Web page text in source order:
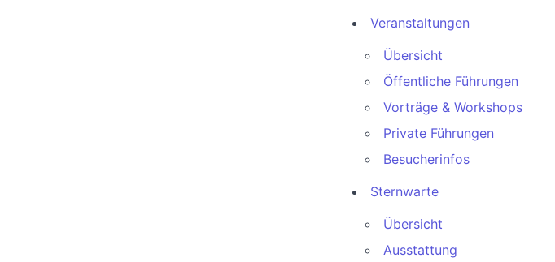
Veranstaltungen
Übersicht
Öffentliche Führungen
Vorträge & Workshops
Private Führungen
Besucherinfos
Sternwarte
Übersicht
Ausstattung